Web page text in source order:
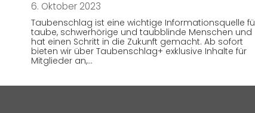
6. Oktober 2023
Taubenschlag ist eine wichtige Informationsquelle
taube, schwerhörige und taubblinde Menschen und
hat einen Schritt in die Zukunft gemacht. Ab sofort
bieten wir über Taubenschlag+ exklusive Inhalte für
Mitglieder an,…